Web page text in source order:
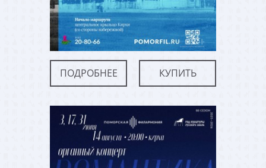
ПОДРОБНЕЕ КУПИТЬ